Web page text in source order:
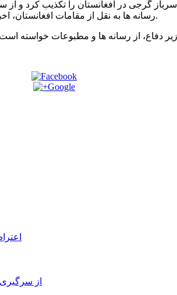
وزارت دفاع گرجستان با انتشار بیانیه ای اخبار مربوط به کشته
رسانه ها به نقل از مقامات افغانستان، اخبار مربوط به کشته شدن 2 سرباز گرجی و زخمی شدن 3 سرباز دیگر را منتشر کرده بودند.
از